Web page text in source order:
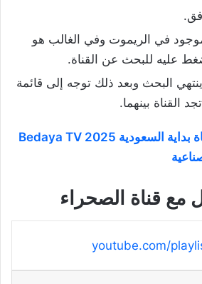
في الريموت وفي الغالب هو
عليه للبحث عن القناة.
البحث وبعد ذلك توجه إلى قائمة
القناة بينهما.
تردد قناة بداية السعودية 2025 Bedaya TV
مع قناة الصحراء
youtube.com/